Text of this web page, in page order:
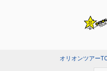
オリオンツアー